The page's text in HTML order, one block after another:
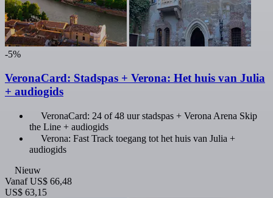
-5%
VeronaCard: Stadspas + Verona: Het huis van Julia
+ audiogids
VeronaCard: 24 of 48 uur stadspas + Verona Arena Skip
the Line + audiogids
Verona: Fast Track toegang tot het huis van Julia +
audiogids
Nieuw
Vanaf US$ 66,48
US$ 63,15